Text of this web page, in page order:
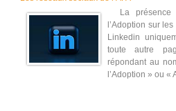
La présence
l’Adoption sur
Linkedin
toute autre
répondant au
l’Adoption » ou «